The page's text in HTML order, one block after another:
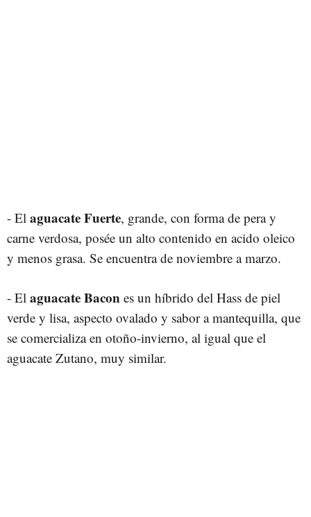
- El aguacate Fuerte, grande, con forma de pera y
carne verdosa, posée un alto contenido en acido oleico
y menos grasa. Se encuentra de noviembre a marzo.
- El aguacate Bacon es un híbrido del Hass de piel
verde y lisa, aspecto ovalado y sabor a mantequilla, que
se comercializa en otoño-invierno, al igual que el
aguacate Zutano, muy similar.